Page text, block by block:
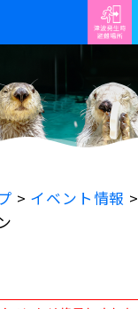
> イベント情報 >